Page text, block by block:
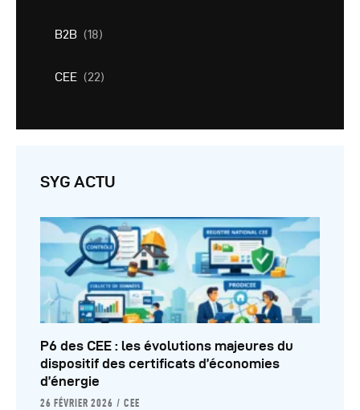
B2B (18)
CEE (22)
SYG ACTU
P6 des CEE : les évolutions majeures du
dispositif des certificats d’économies
d’énergie
26 FÉVRIER 2026 CEE